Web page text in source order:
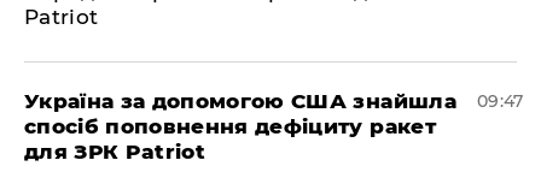
Patriot
Україна за допомогою США знайшла
спосіб поповнення дефіциту ракет
для ЗРК Patriot
09:47